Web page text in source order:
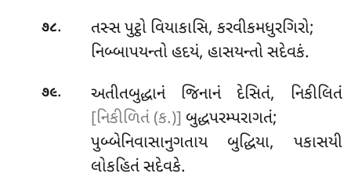
૭૮.
તસ્સ પુટ્ઠો વિયાકાસિ, કરવીકમધુરગિરો;
નિબ્બાપયન્તો હદયં, હાસયન્તો સદેવકં.
૭૯.
અતીતબુદ્ધાનં જિનાનં દેસિતં, નિકીલિતં
[નિકીળિતં (ક.)] બુદ્ધપરમ્પરાગતં;
પુબ્બેનિવાસાનુગતાય બુદ્ધિયા, પકાસયી
લોકહિતં સદેવકે.